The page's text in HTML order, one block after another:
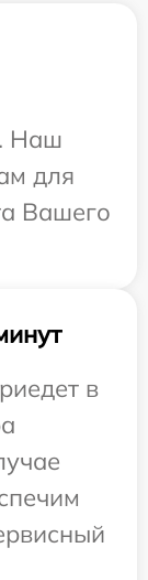
Наш
для
Вашего
в